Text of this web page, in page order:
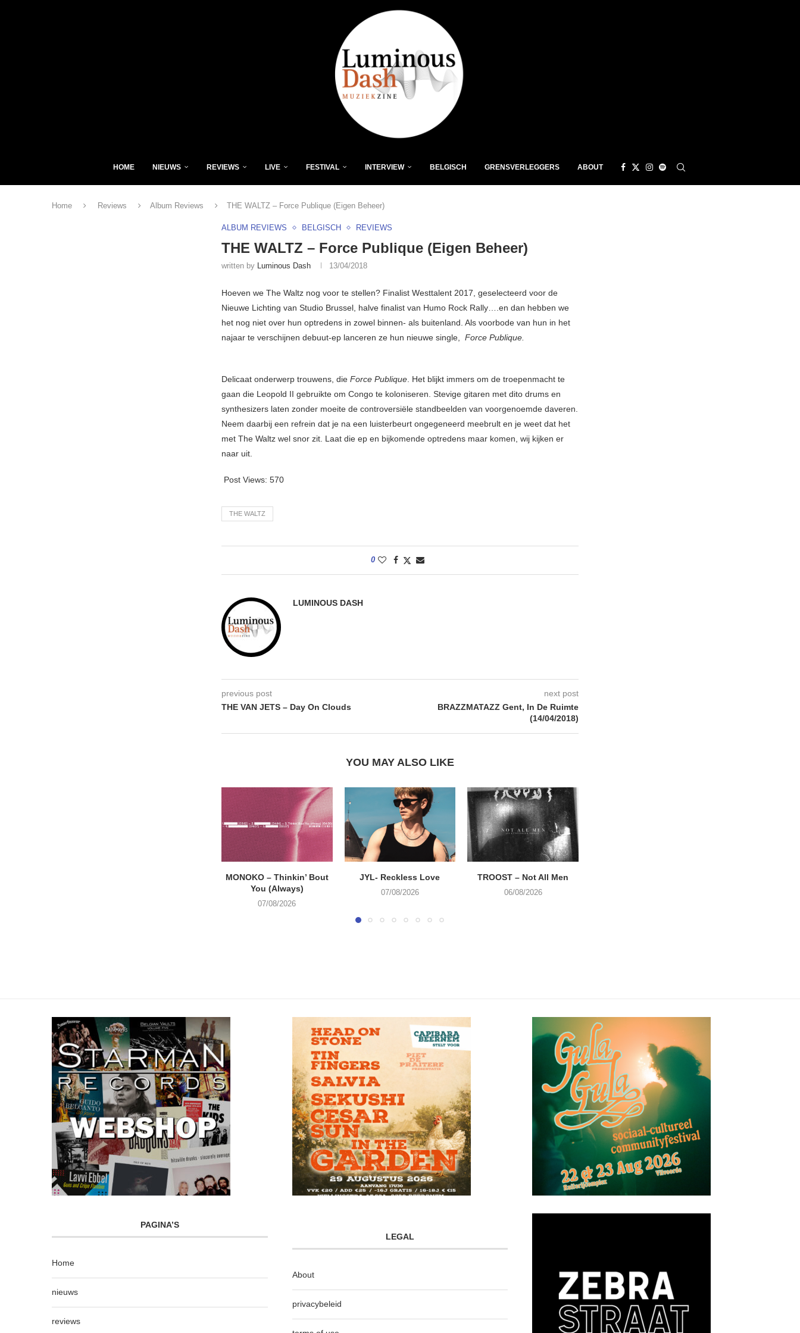
HOME NIEUWS REVIEWS LIVE FESTIVAL INTERVIEW BELGISCH GRENSVERLEGGERS ABOUT
Home Reviews Album Reviews THE WALTZ – Force Publique (Eigen Beheer)
ALBUM REVIEWS BELGISCH REVIEWS
THE WALTZ – Force Publique (Eigen Beheer)
written by Luminous Dash 13/04/2018
Hoeven we The Waltz nog voor te stellen? Finalist Westtalent 2017, geselecteerd voor de
Nieuwe Lichting van Studio Brussel, halve finalist van Humo Rock Rally….en dan hebben we
het nog niet over hun optredens in zowel binnen- als buitenland. Als voorbode van hun in het
najaar te verschijnen debuut-ep lanceren ze hun nieuwe single, Force Publique.
Delicaat onderwerp trouwens, die Force Publique. Het blijkt immers om de troepenmacht te
gaan die Leopold II gebruikte om Congo te koloniseren. Stevige gitaren met dito drums en
synthesizers laten zonder moeite de controversiële standbeelden van voorgenoemde daveren.
Neem daarbij een refrein dat je na een luisterbeurt ongegeneerd meebrult en je weet dat het
met The Waltz wel snor zit. Laat die ep en bijkomende optredens maar komen, wij kijken er
naar uit.
Post Views: 570
THE WALTZ
0
LUMINOUS DASH
previous post
THE VAN JETS – Day On Clouds
next post
BRAZZMATAZZ Gent, In De Ruimte
(14/04/2018)
YOU MAY ALSO LIKE
MONOKO – Thinkin’ Bout
You (Always)
07/08/2026
JYL- Reckless Love
07/08/2026
TROOST – Not All Men
06/08/2026
PAGINA’S
Home
nieuws
reviews
LEGAL
About
privacybeleid